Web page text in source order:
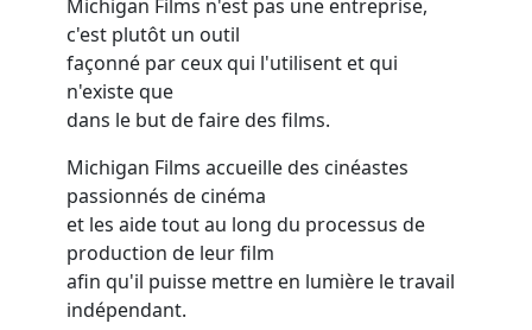
Michigan Films n'est pas une entreprise,
c'est plutôt un outil
façonné par ceux qui l'utilisent et qui
n'existe que
dans le but de faire des films.
Michigan Films accueille des cinéastes
passionnés de cinéma
et les aide tout au long du processus de
production de leur film
afin qu'il puisse mettre en lumière le travail
indépendant.